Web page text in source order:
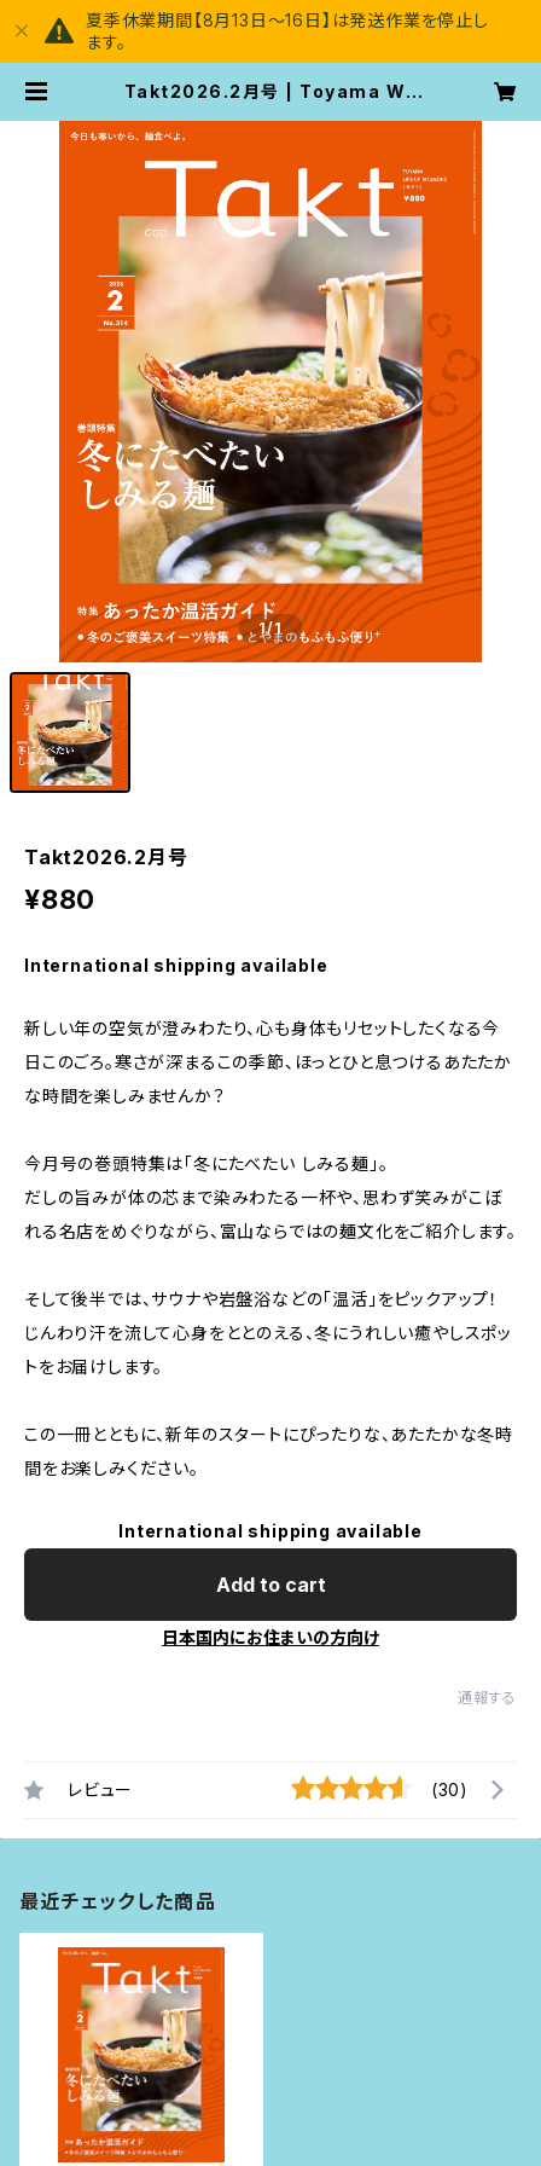
夏季休業期間【8月13日～16日】は発送作業を停止し
ます。
Takt2026.2月号 | Toyama Wo
1/1
Takt2026.2月号
¥880
International shipping available
新しい年の空気が澄みわたり、心も身体もリセットしたくなる今
日このごろ。寒さが深まるこの季節、ほっとひと息つけるあたたか
な時間を楽しみませんか？
今月号の巻頭特集は「冬にたべたい しみる麺」。
だしの旨みが体の芯まで染みわたる一杯や、思わず笑みがこぼ
れる名店をめぐりながら、富山ならではの麺文化をご紹介します。
そして後半では、サウナや岩盤浴などの「温活」をピックアップ！
じんわり汗を流して心身をととのえる、冬にうれしい癒やしスポッ
トをお届けします。
この一冊とともに、新年のスタートにぴったりな、あたたかな冬時
間をお楽しみください。
International shipping available
Add to cart
日本国内にお住まいの方向け
通報する
レビュー (30)
最近チェックした商品